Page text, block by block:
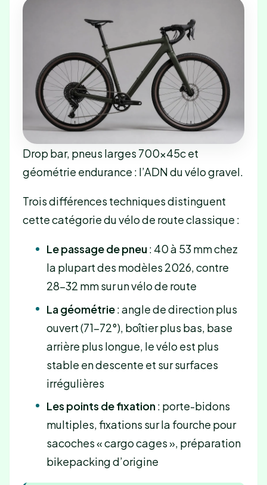
Drop bar, pneus larges 700×45c et
géométrie endurance : l’ADN du vélo gravel.
Trois différences techniques distinguent
cette catégorie du vélo de route classique :
Le passage de pneu: 40 à 53 mm chez
la plupart des modèles 2026, contre
28-32 mm sur un vélo de route
La géométrie: angle de direction plus
ouvert (71-72°), boîtier plus bas, base
arrière plus longue, le vélo est plus
stable en descente et sur surfaces
irrégulières
Les points de fixation: porte-bidons
multiples, fixations sur la fourche pour
sacoches « cargo cages », préparation
bikepacking d’origine